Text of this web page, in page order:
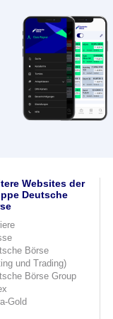
Websites der
Deutsche
Börse
und Trading)
Börse Group
Gold